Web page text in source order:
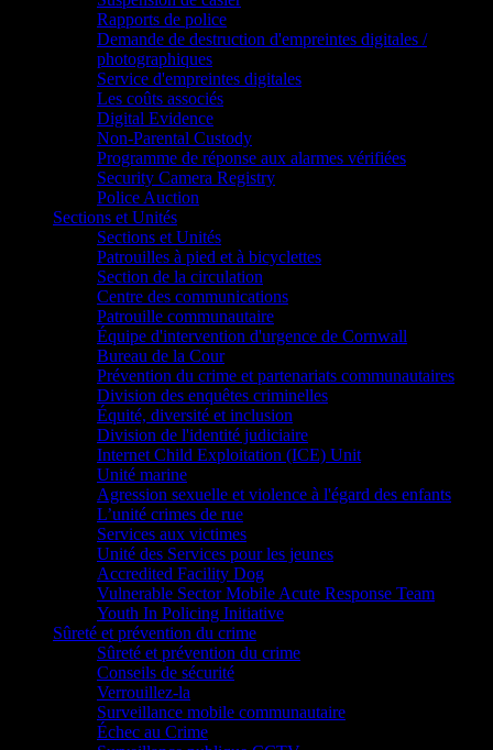
Rapports de police
Demande de destruction d'empreintes digitales /
photographiques
Service d'empreintes digitales
Les coûts associés
Digital Evidence
Non-Parental Custody
Programme de réponse aux alarmes vérifiées
Security Camera Registry
Police Auction
Sections et Unités
Sections et Unités
Patrouilles à pied et à bicyclettes
Section de la circulation
Centre des communications
Patrouille communautaire
Équipe d'intervention d'urgence de Cornwall
Bureau de la Cour
Prévention du crime et partenariats communautaires
Division des enquêtes criminelles
Équité, diversité et inclusion
Division de l'identité judiciaire
Internet Child Exploitation (ICE) Unit
Unité marine
Agression sexuelle et violence à l'égard des enfants
L’unité crimes de rue
Services aux victimes
Unité des Services pour les jeunes
Accredited Facility Dog
Vulnerable Sector Mobile Acute Response Team
Youth In Policing Initiative
Sûreté et prévention du crime
Sûreté et prévention du crime
Conseils de sécurité
Verrouillez-la
Surveillance mobile communautaire
Échec au Crime